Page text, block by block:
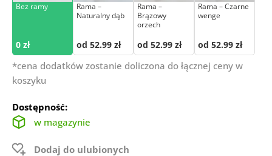
Bez ramy
0 zł
Rama –
Naturalny dąb
od 52.99 zł
Rama –
Brązowy
orzech
od 52.99 zł
Rama – Czarne
wenge
od 52.99 zł
*cena dodatków zostanie doliczona do łącznej ceny w
koszyku
Dostępność:
w magazynie
Dodaj do ulubionych